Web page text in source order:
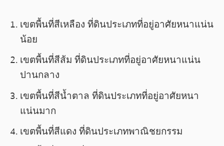
เขตพื้นที่สีเหลือง ที่ดินประเภทที่อยู่อาศัยหนาแน่น
น้อย
เขตพื้นที่สีส้ม ที่ดินประเภทที่อยู่อาศัยหนาแน่น
ปานกลาง
เขตพื้นที่สีน้ำตาล ที่ดินประเภทที่อยู่อาศัยหนา
แน่นมาก
เขตพื้นที่สีแดง ที่ดินประเภทพาณิชยกรรม